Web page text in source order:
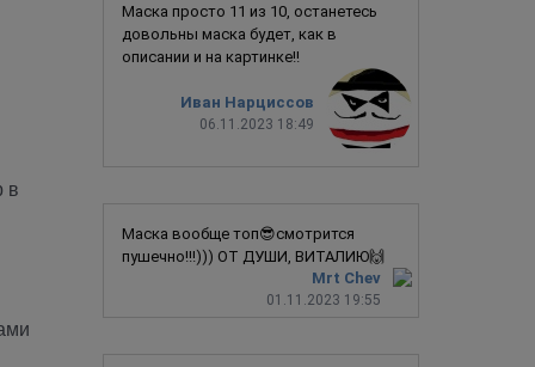
в
Иван Нарциссов
06.11.2023 18:49
Маска просто 11 из 10, останетесь
довольны маска будет, как в
описании и на картинке!!
Mrt Chev
01.11.2023 19:55
Маска вообще топ😎смотрится
пушечно!!!))) ОТ ДУШИ, ВИТАЛИЮ🙌